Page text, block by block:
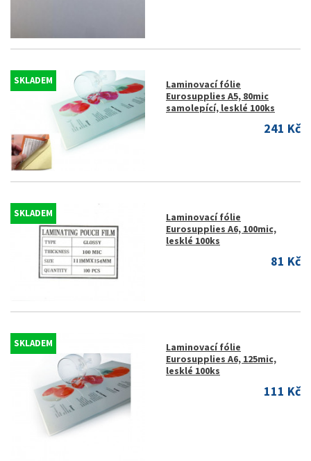
SKLADEM
Laminovací fólie
Eurosupplies A5, 80mic
samolepící, lesklé 100ks
241 Kč
SKLADEM
Laminovací fólie
Eurosupplies A6, 100mic,
lesklé 100ks
81 Kč
SKLADEM
Laminovací fólie
Eurosupplies A6, 125mic,
lesklé 100ks
111 Kč